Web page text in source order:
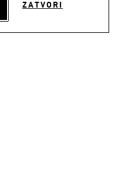
ZATVORI
SPORT: Golf
filtrirano prema BOJA: ružičasta